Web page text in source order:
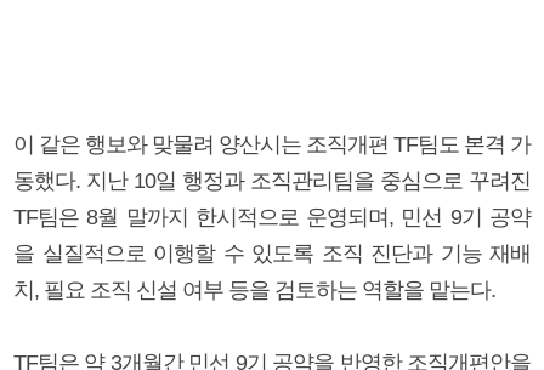
이 같은 행보와 맞물려 양산시는 조직개편 TF팀도 본격 가
동했다. 지난 10일 행정과 조직관리팀을 중심으로 꾸려진
TF팀은 8월 말까지 한시적으로 운영되며, 민선 9기 공약
을 실질적으로 이행할 수 있도록 조직 진단과 기능 재배
치, 필요 조직 신설 여부 등을 검토하는 역할을 맡는다.
TF팀은 약 3개월간 민선 9기 공약을 반영한 조직개편안을